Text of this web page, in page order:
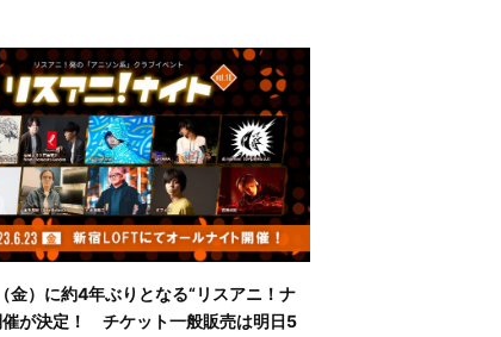
金）に約4年ぶりとなる“リスアニ！ナ
催が決定！ チケット一般販売は明日5